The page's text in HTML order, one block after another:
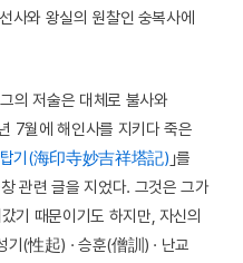
사와 왕실의 원찰인 숭복사에
의 저술은 대체로 불사와
7월에 해인사를 지키다 죽은
탑기(海印寺妙吉祥塔記) ｣를
관련 글을 지었다. 그것은 그가
기 때문이기도 하지만, 자신의
기(性起) · 승훈(僧訓) · 난교